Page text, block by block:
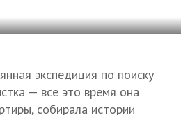
экспедиция по поиску
— все это время она
собирала истории